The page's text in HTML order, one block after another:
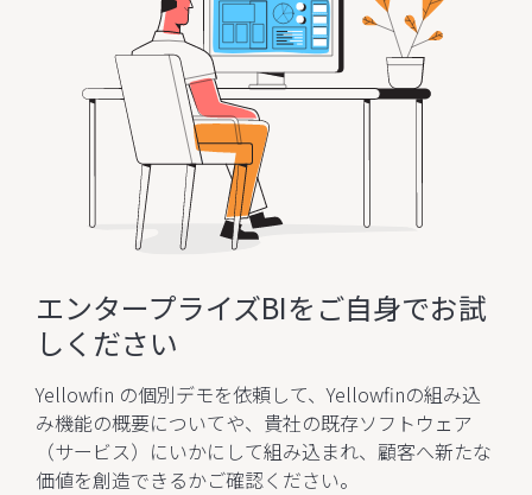
エンタープライズBIを ご自身でお試
しください
Yellowfin の個別デモを依頼して、Yellowfinの組み込
み機能の概要についてや、貴社の既存ソフトウェア
（サービス）にいかにして組み込まれ、 顧客へ新たな
価値を創造できるかご確認ください。